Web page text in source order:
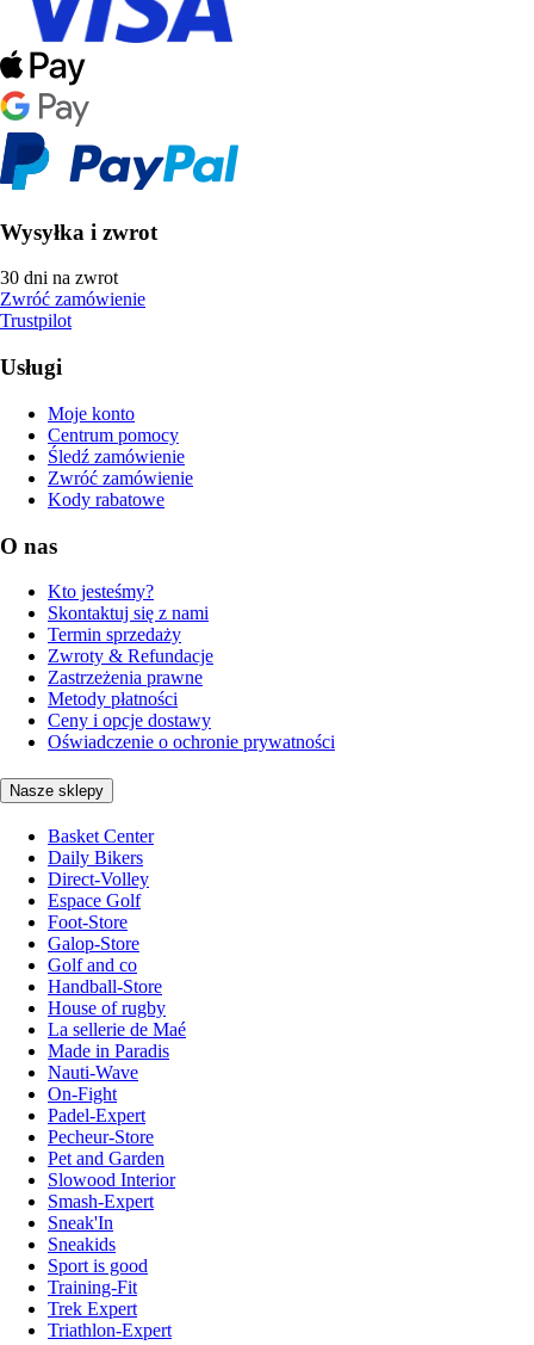
Wysyłka i zwrot
30 dni na zwrot
Zwróć zamówienie
Trustpilot
Usługi
Moje konto
Centrum pomocy
Śledź zamówienie
Zwróć zamówienie
Kody rabatowe
O nas
Kto jesteśmy?
Skontaktuj się z nami
Termin sprzedaży
Zwroty & Refundacje
Zastrzeżenia prawne
Metody płatności
Ceny i opcje dostawy
Oświadczenie o ochronie prywatności
Nasze sklepy
Basket Center
Daily Bikers
Direct-Volley
Espace Golf
Foot-Store
Galop-Store
Golf and co
Handball-Store
House of rugby
La sellerie de Maé
Made in Paradis
Nauti-Wave
On-Fight
Padel-Expert
Pecheur-Store
Pet and Garden
Slowood Interior
Smash-Expert
Sneak'In
Sneakids
Sport is good
Training-Fit
Trek Expert
Triathlon-Expert